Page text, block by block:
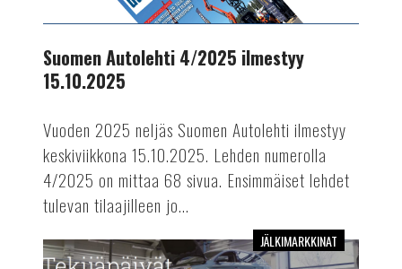
ilmestyy
Suomen Autolehti 4/2025 ilmestyy
15.10.2025
Vuoden 2025 neljäs Suomen Autolehti ilmestyy
keskiviikkona 15.10.2025. Lehden numerolla
4/2025 on mittaa 68 sivua. Ensimmäiset lehdet
tulevan tilaajilleen jo...
Suomen
JÄLKIMARKKINAT